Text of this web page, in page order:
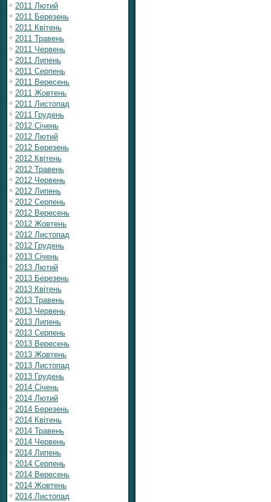
2011 Лютий
2011 Березень
2011 Квітень
2011 Травень
2011 Червень
2011 Липень
2011 Серпень
2011 Вересень
2011 Жовтень
2011 Листопад
2011 Грудень
2012 Січень
2012 Лютий
2012 Березень
2012 Квітень
2012 Травень
2012 Червень
2012 Липень
2012 Серпень
2012 Вересень
2012 Жовтень
2012 Листопад
2012 Грудень
2013 Січень
2013 Лютий
2013 Березень
2013 Квітень
2013 Травень
2013 Червень
2013 Липень
2013 Серпень
2013 Вересень
2013 Жовтень
2013 Листопад
2013 Грудень
2014 Січень
2014 Лютий
2014 Березень
2014 Квітень
2014 Травень
2014 Червень
2014 Липень
2014 Серпень
2014 Вересень
2014 Жовтень
2014 Листопад